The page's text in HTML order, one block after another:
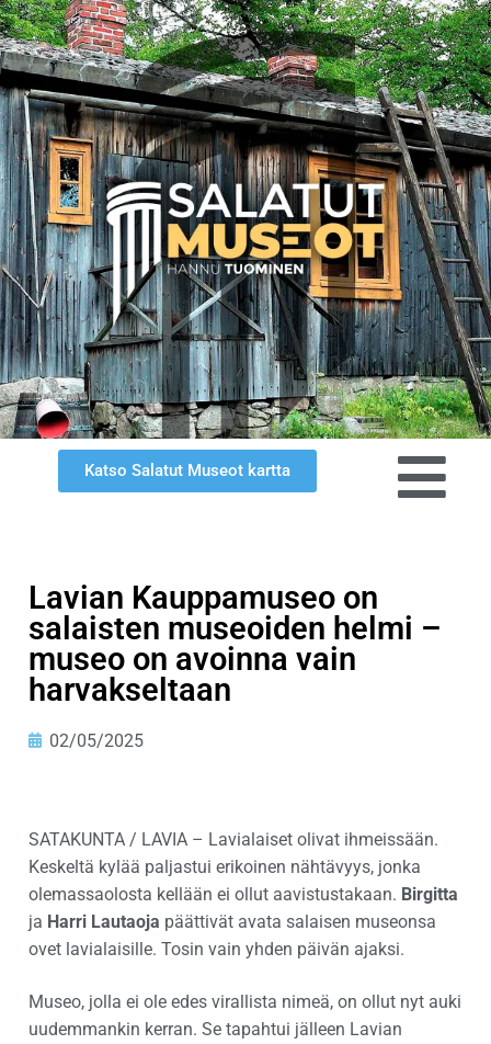
Katso Salatut Museot kartta
Lavian Kauppamuseo on
salaisten museoiden helmi –
museo on avoinna vain
harvakseltaan
02/05/2025
SATAKUNTA / LAVIA – Lavialaiset olivat ihmeissään.
Keskeltä kylää paljastui erikoinen nähtävyys, jonka
olemassaolosta kellään ei ollut aavistustakaan. Birgitta
ja Harri Lautaoja päättivät avata salaisen museonsa
ovet lavialaisille. Tosin vain yhden päivän ajaksi.
Museo, jolla ei ole edes virallista nimeä, on ollut nyt auki
uudemmankin kerran. Se tapahtui jälleen Lavian